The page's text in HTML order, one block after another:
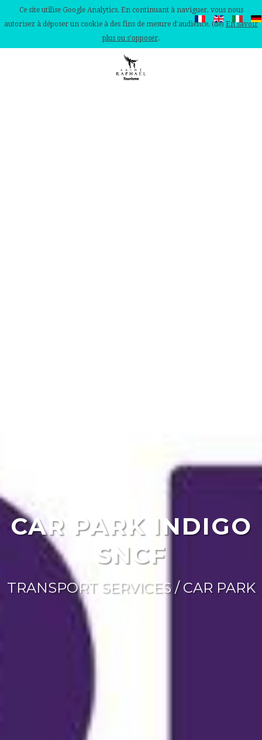
Ce site utilise Google Analytics. En continuant à naviguer, vous nous
autorisez à déposer un cookie à des fins de mesure d'audience. (de) En savoir
plus ou s'opposer.
CAR PARK INDIGO
SNCF
TRANSPORT SERVICES / CAR PARK